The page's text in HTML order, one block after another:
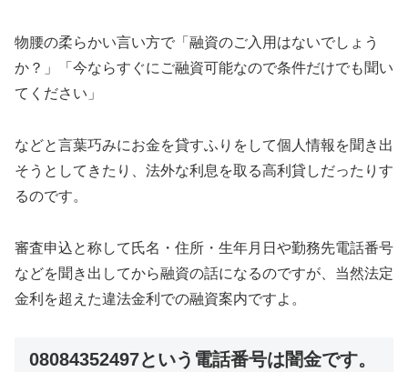
物腰の柔らかい言い方で「融資のご入用はないでしょう
か？」「今ならすぐにご融資可能なので条件だけでも聞い
てください」
などと言葉巧みにお金を貸すふりをして個人情報を聞き出
そうとしてきたり、法外な利息を取る高利貸しだったりす
るのです。
審査申込と称して氏名・住所・生年月日や勤務先電話番号
などを聞き出してから融資の話になるのですが、当然法定
金利を超えた違法金利での融資案内ですよ。
08084352497という電話番号は闇金です。